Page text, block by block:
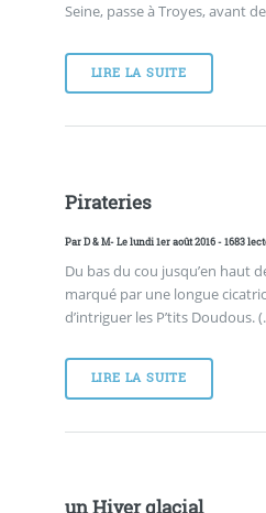
Seine, passe à Troyes, avant
LIRE LA SUITE
Pirateries
ParD & M- Le lundi 1er août 2016 - 1683
Du bas du cou jusqu’en haut
marqué par une longue
d’intriguer les P’tits Doudous.
LIRE LA SUITE
un Hiver glacial